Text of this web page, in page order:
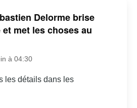
Delorme brise
met les choses au
à 04:30
les détails dans les